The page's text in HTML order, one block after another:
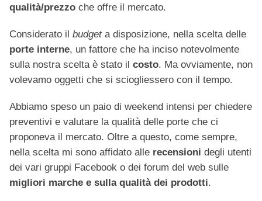
qualità/prezzo che offre il mercato.
Considerato il budgeta disposizione, nella scelta delle
porte interne, un fattore che ha inciso notevolmente
sulla nostra scelta è stato il costo. Ma ovviamente, non
volevamo oggetti che si sciogliessero con il tempo.
Abbiamo speso un paio di weekend intensi per chiedere
preventivi e valutare la qualità delle porte che ci
proponeva il mercato. Oltre a questo, come sempre,
nella scelta mi sono affidato alle recensioni degli utenti
dei vari gruppi Facebook o dei forum del web sulle
migliori marche e sulla qualità dei prodotti.